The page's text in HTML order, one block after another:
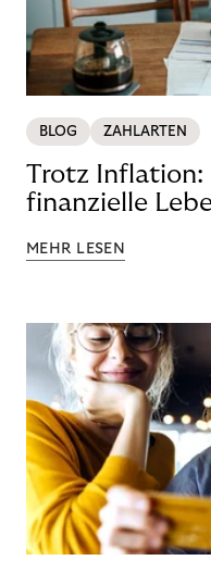
BLOG ZAHLARTEN
Trotz Inflation:
finanzielle
MEHR LESEN